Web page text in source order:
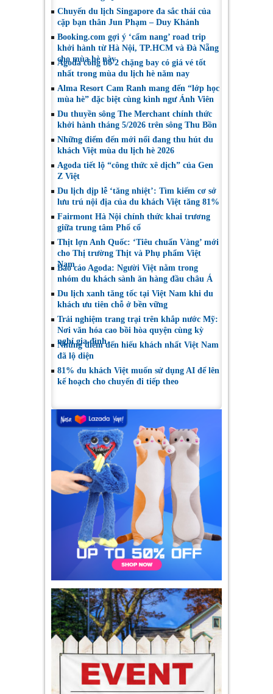
năm 2026
Chuyến du lịch Singapore đa sắc thái của
cặp bạn thân Jun Phạm – Duy Khánh
Booking.com gợi ý ‘cẩm nang’ road trip
khởi hành từ Hà Nội, TP.HCM và Đà Nẵng
cho mùa hè này
Agoda công bố 2 chặng bay có giá vé tốt
nhất trong mùa du lịch hè năm nay
Alma Resort Cam Ranh mang đến “lớp học
mùa hè” đặc biệt cùng kình ngư Ánh Viên
Du thuyền sông The Merchant chính thức
khởi hành tháng 5/2026 trên sông Thu Bồn
Những điểm đến mới nổi đang thu hút du
khách Việt mùa du lịch hè 2026
Agoda tiết lộ “công thức xê dịch” của Gen
Z Việt
Du lịch dịp lễ ‘tăng nhiệt’: Tìm kiếm cơ sở
lưu trú nội địa của du khách Việt tăng 81%
Fairmont Hà Nội chính thức khai trương
giữa trung tâm Phố cổ
Thịt lợn Anh Quốc: ‘Tiêu chuẩn Vàng’ mới
cho Thị trường Thịt và Phụ phẩm Việt
Nam
Báo cáo Agoda: Người Việt nằm trong
nhóm du khách sành ăn hàng đầu châu Á
Du lịch xanh tăng tốc tại Việt Nam khi du
khách ưu tiên chỗ ở bền vững
Trải nghiệm trang trại trên khắp nước Mỹ:
Nơi văn hóa cao bồi hòa quyện cùng kỳ
nghỉ gia đình
Những điểm đến hiếu khách nhất Việt Nam
đã lộ diện
81% du khách Việt muốn sử dụng AI để lên
kế hoạch cho chuyến đi tiếp theo